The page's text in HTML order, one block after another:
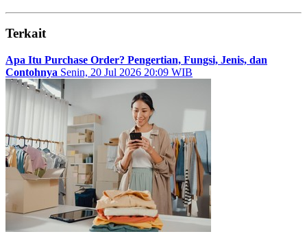
Terkait
Apa Itu Purchase Order? Pengertian, Fungsi, Jenis, dan
Contohnya Senin, 20 Jul 2026 20:09 WIB